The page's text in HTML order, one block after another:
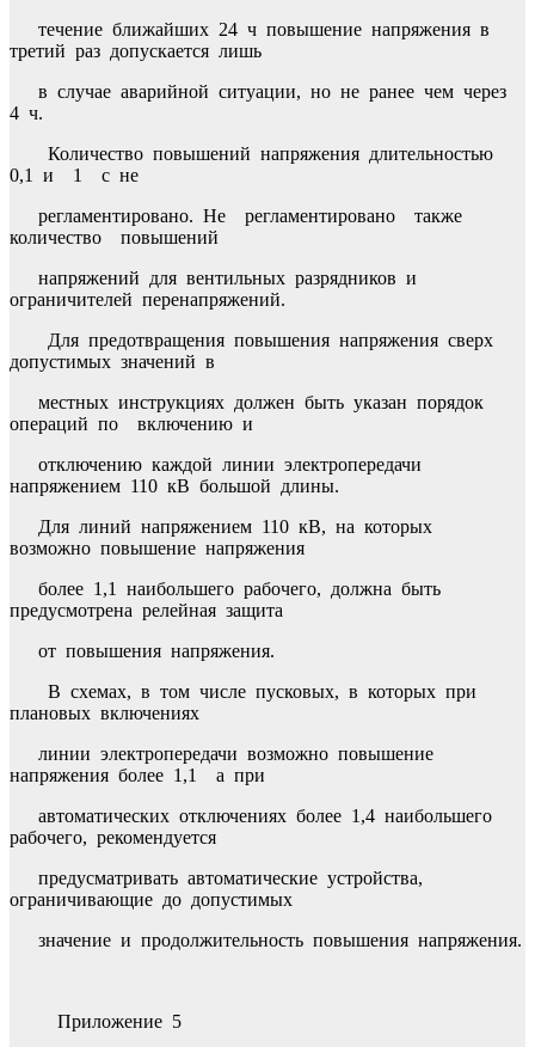
течение ближайших 24 ч повышение напряжения в
третий раз допускается лишь
в случае аварийной ситуации, но не ранее чем через
4 ч.
Количество повышений напряжения длительностью
0,1 и 1 с не
регламентировано. Не регламентировано также
количество повышений
напряжений для вентильных разрядников и
ограничителей перенапряжений.
Для предотвращения повышения напряжения сверх
допустимых значений в
местных инструкциях должен быть указан порядок
операций по включению и
отключению каждой линии электропередачи
напряжением 110 кВ большой длины.
Для линий напряжением 110 кВ, на которых
возможно повышение напряжения
более 1,1 наибольшего рабочего, должна быть
предусмотрена релейная защита
от повышения напряжения.
В схемах, в том числе пусковых, в которых при
плановых включениях
линии электропередачи возможно повышение
напряжения более 1,1 а при
автоматических отключениях более 1,4 наибольшего
рабочего, рекомендуется
предусматривать автоматические устройства,
ограничивающие до допустимых
значение и продолжительность повышения напряжения.
Приложение 5